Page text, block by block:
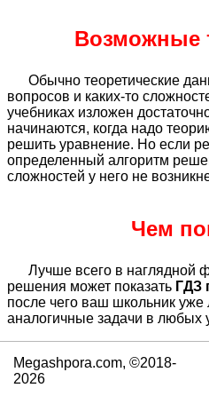
Возможные
Обычно теоретические
вопросов и каких-то
учебниках изложен
начинаются, когда надо
решить уравнение. Но если
определенный алгоритм
сложностей у него не
Чем
Лучше всего в наглядной
решения может показать ГДЗ
после чего ваш школьник уже
аналогичные задачи в любых
Megashpora.com, ©2018-
2026